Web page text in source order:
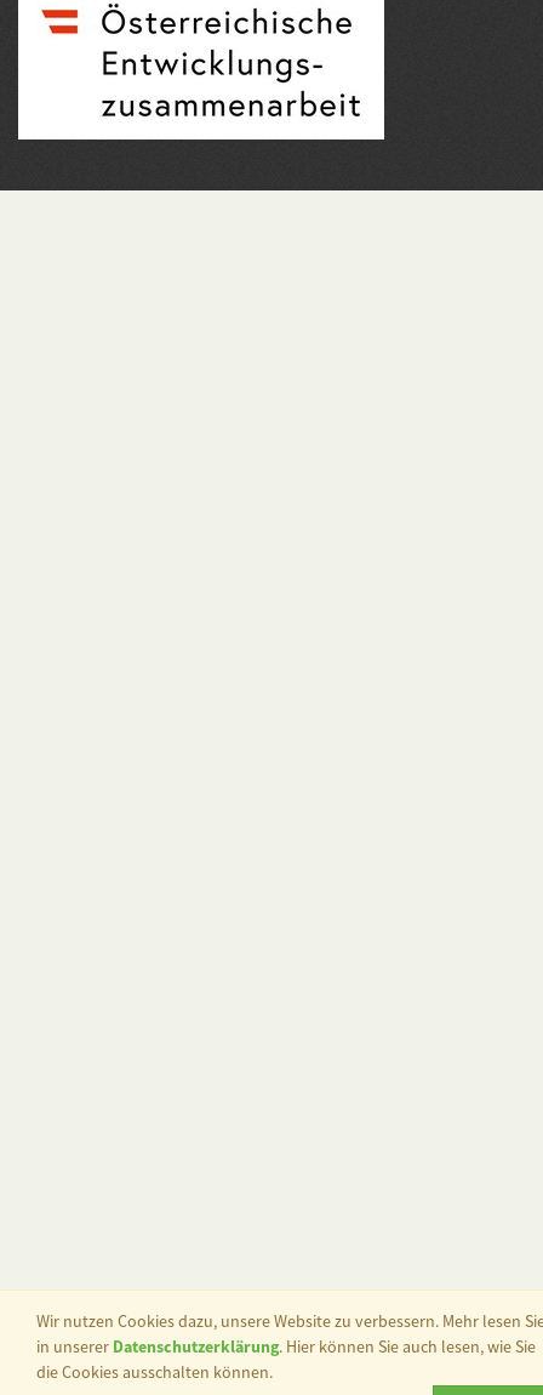
Wir nutzen Cookies dazu, unsere Website zu verbessern. Mehr lesen
in unserer Datenschutzerklärung. Hier können Sie auch lesen, wie Sie
die Cookies ausschalten können.